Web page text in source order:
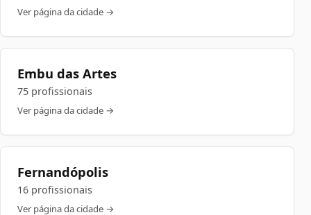
Ver página da cidade →
Embu das Artes
75 profissionais
Ver página da cidade →
Fernandópolis
16 profissionais
Ver página da cidade →